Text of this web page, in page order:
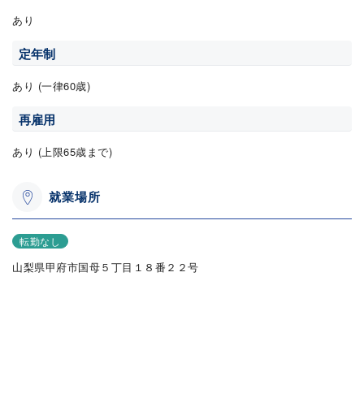
あり
定年制
あり (一律60歳)
再雇用
あり (上限65歳まで)
就業場所
転勤なし
山梨県甲府市国母５丁目１８番２２号